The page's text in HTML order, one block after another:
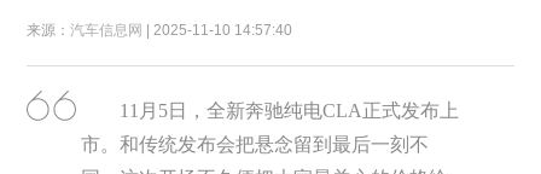
来源：汽车信息网 | 2025-11-10 14:57:40
11月5日，全新奔驰纯电CLA正式发布上
市。和传统发布会把悬念留到最后一刻不